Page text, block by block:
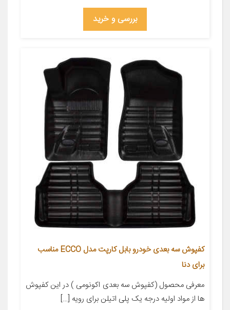
بررسی و خرید
کفپوش سه بعدی خودرو بابل کارپت مدل ECCO مناسب
برای دنا
معرفی محصول (کفپوش سه بعدی اکونومی ) در این کفپوش
ها از مواد اولیه درجه یک پلی اتیلن برای رویه […]